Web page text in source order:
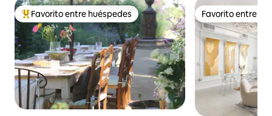
De los mejores en Favorito entre huéspedes
Favorito entre huéspedes Favorito entre
Favorito entre